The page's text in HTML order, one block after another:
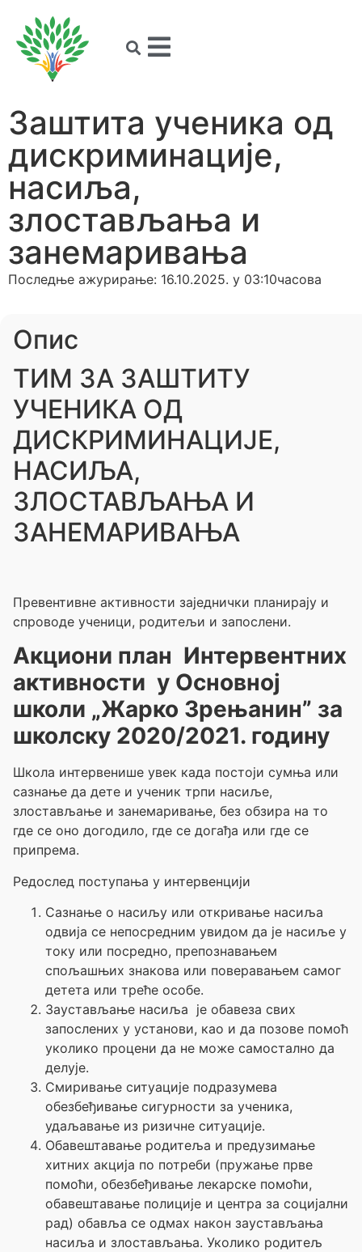
Заштита ученика од
дискриминације,
насиља,
злостављања и
занемаривања
Последње ажурирање: 16.10.2025. у 03:10часова
Опис
ТИМ ЗА ЗАШТИТУ
УЧЕНИКА ОД
ДИСКРИМИНАЦИЈЕ,
НАСИЉА,
ЗЛОСТАВЉАЊА И
ЗАНЕМАРИВАЊА
Превентивне активности заједнички планирају и
спроводе ученици, родитељи и запослени.
Акциони план Интервентних
активности у Основној
школи „Жарко Зрењанин” за
школску 2020/2021. годину
Школа интервенише увек када постоји сумња или
сазнање да дете и ученик трпи насиље,
злостављање и занемаривање, без обзира на то
где се оно догодило, где се догађа или где се
припрема.
Редослед поступања у интервенцији
Сазнање о насиљу или откривање насиља
одвија се непосредним увидом да је насиље у
току или посредно, препознавањем
спољашњих знакова или поверавањем самог
детета или треће особе.
Заустављање насиља је обавеза свих
запослених у установи, као и да позове помоћ
уколико процени да не може самостално да
делује.
Смиривање ситуације подразумева
обезбеђивање сигурности за ученика,
удаљавање из ризичне ситуације.
Обавештавање родитеља и предузимање
хитних акција по потреби (пружање прве
помоћи, обезбеђивање лекарске помоћи,
обавештавање полиције и центра за социјални
рад) обавља се одмах након заустављања
насиља и злостављања. Уколико родитељ